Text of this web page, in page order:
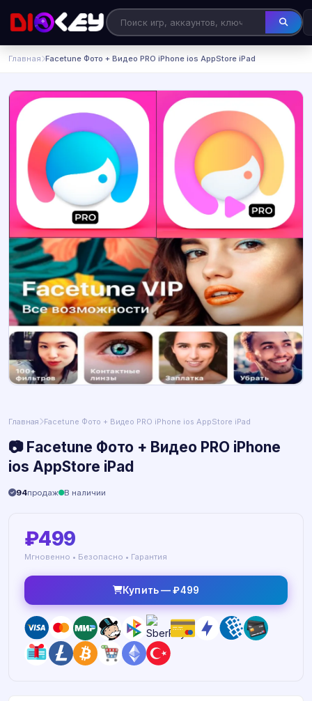
Главная Facetune Фото + Видео PRO iPhone ios AppStore iPad
Главная Facetune Фото + Видео PRO iPhone ios AppStore iPad
📷 Facetune Фото + Видео PRO iPhone
ios AppStore iPad
94продаж В наличии
₽499
Мгновенно • Безопасно • Гарантия
Купить — ₽499